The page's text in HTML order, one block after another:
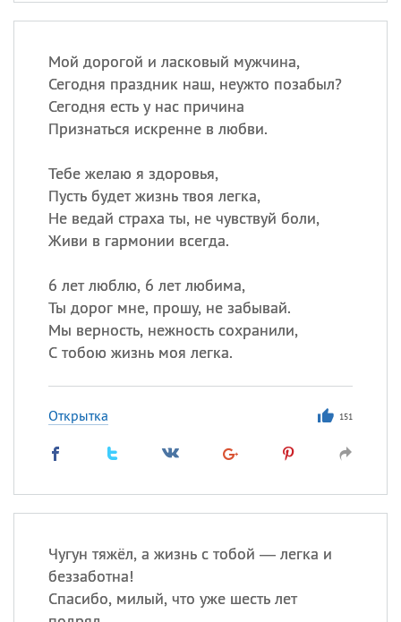
Мой дорогой и ласковый мужчина,
Сегодня праздник наш, неужто позабыл?
Сегодня есть у нас причина
Признаться искренне в любви.
Тебе желаю я здоровья,
Пусть будет жизнь твоя легка,
Не ведай страха ты, не чувствуй боли,
Живи в гармонии всегда.
6 лет люблю, 6 лет любима,
Ты дорог мне, прошу, не забывай.
Мы верность, нежность сохранили,
С тобою жизнь моя легка.
Открытка 151
Чугун тяжёл, а жизнь с тобой — легка и
беззаботна!
Спасибо, милый, что уже шесть лет